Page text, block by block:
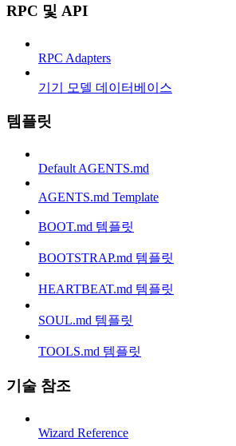
RPC 및 API
RPC Adapters
기기 모델 데이터베이스
템플릿
Default AGENTS.md
AGENTS.md Template
BOOT.md 템플릿
BOOTSTRAP.md 템플릿
HEARTBEAT.md 템플릿
SOUL.md 템플릿
TOOLS.md 템플릿
기술 참조
Wizard Reference